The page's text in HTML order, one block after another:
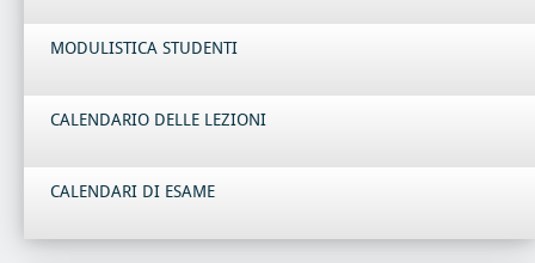
MODULISTICA STUDENTI
CALENDARIO DELLE LEZIONI
CALENDARI DI ESAME